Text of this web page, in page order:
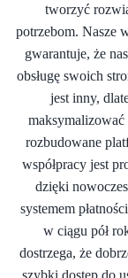
tworzyć
potrzebom. Nasze
gwarantuje, że
obsługę swoich
jest inny,
rozbudowane
współpracy jest
dzięki
systemem
w ciągu pół
dostrzega, że
szybki dostęp do